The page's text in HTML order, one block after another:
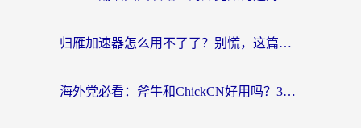
归雁加速器怎么用不了了？别慌，这篇指南教你如何丝滑“回家”
海外党必看：斧牛和ChickCN好用吗？3款热门加速器实测+番茄加速器深度体验